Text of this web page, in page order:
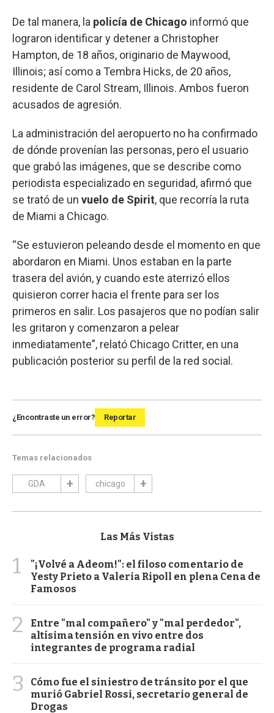
De tal manera, la policía de Chicago informó que
lograron identificar y detener a Christopher
Hampton, de 18 años, originario de Maywood,
Illinois; así como a Tembra Hicks, de 20 años,
residente de Carol Stream, Illinois. Ambos fueron
acusados de agresión.
La administración del aeropuerto no ha confirmado
de dónde provenían las personas, pero el usuario
que grabó las imágenes, que se describe como
periodista especializado en seguridad, afirmó que
se trató de un vuelo de Spirit, que recorría la ruta
de Miami a Chicago.
“Se estuvieron peleando desde el momento en que
abordaron en Miami. Unos estaban en la parte
trasera del avión, y cuando este aterrizó ellos
quisieron correr hacia el frente para ser los
primeros en salir. Los pasajeros que no podían salir
les gritaron y comenzaron a pelear
inmediatamente”, relató Chicago Critter, en una
publicación posterior su perfil de la red social.
¿Encontraste un error? Reportar
Temas relacionados
GDA chicago
Las Más Vistas
1
"¡Volvé a Adeom!": el filoso comentario de
Yesty Prieto a Valeria Ripoll en plena Cena de
Famosos
2
Entre "mal compañero" y "mal perdedor",
altísima tensión en vivo entre dos
integrantes de programa radial
3
Cómo fue el siniestro de tránsito por el que
murió Gabriel Rossi, secretario general de
Drogas